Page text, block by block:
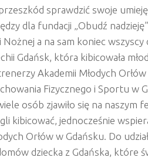
sprawdzić swoje
dla fundacji „Obudź
Nożnej a na sam koniec
Gdańsk, która kibicowała
Akademii Młodych
Fizycznego i Sportu w
osób zjawiło się na naszym
kibicować, jednocześnie
Orłów w Gdańsku. Do
dziecka z Gdańska, które